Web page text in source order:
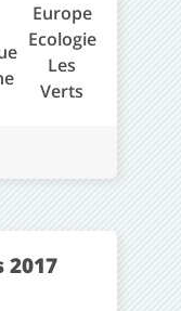
Europe
Ecologie
Les
Verts